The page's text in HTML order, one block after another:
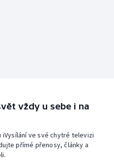
vždy u sebe i na
iVysílání ve své chytré televizi
přímé přenosy, články a